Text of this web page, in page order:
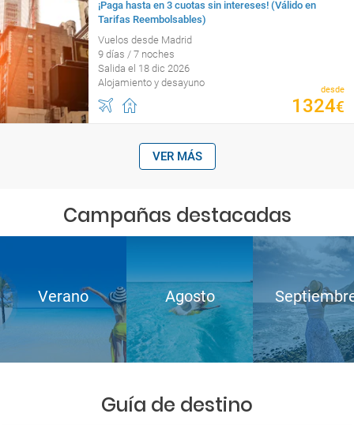
¡Paga hasta en 3 cuotas sin intereses! (Válido en
Tarifas Reembolsables)
Vuelos desde Madrid
9 días / 7 noches
Salida el 18 dic 2026
Alojamiento y desayuno
desde
1324€
VER MÁS
Campañas destacadas
Verano Agosto
Guía de destino